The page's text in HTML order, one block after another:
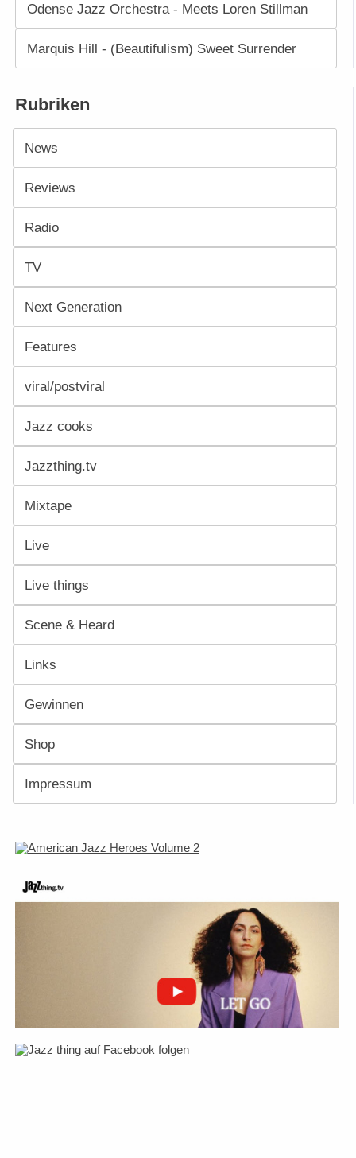
Odense Jazz Orchestra - Meets Loren Stillman
Marquis Hill - (Beautifulism) Sweet Surrender
Rubriken
News
Reviews
Radio
TV
Next Generation
Features
viral/postviral
Jazz cooks
Jazzthing.tv
Mixtape
Live
Live things
Scene & Heard
Links
Gewinnen
Shop
Impressum